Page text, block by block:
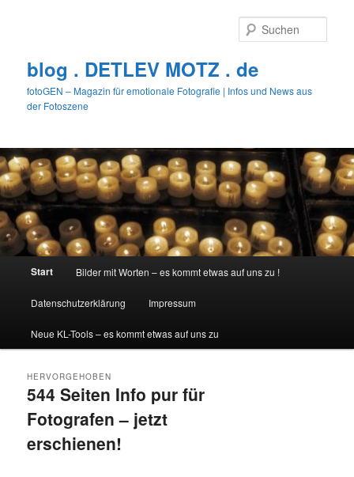
blog . DETLEV MOTZ . de
fotoGEN – Magazin für emotionale Fotografie | Infos und News aus
der Fotoszene
Hauptmenü
Start Bilder mit Worten – es kommt etwas auf uns zu !
Datenschutzerklärung Impressum
Neue KL-Tools – es kommt etwas auf uns zu
544 Seiten Info pur für
Fotografen – jetzt
erschienen!
HERVORGEHOBEN